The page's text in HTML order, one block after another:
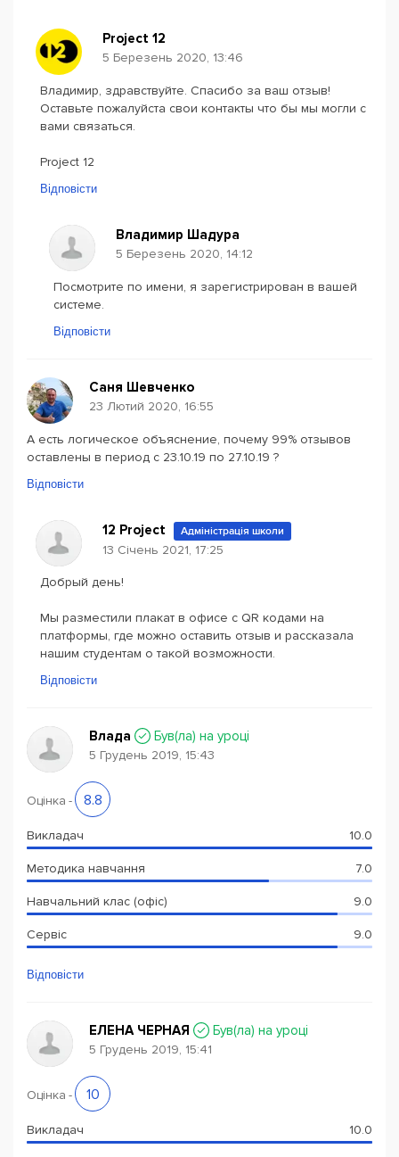
Project 12
5 Березень 2020, 13:46
Владимир, здравствуйте. Спасибо за ваш отзыв!
Оставьте пожалуйста свои контакты что бы мы могли с
вами связаться.
Project 12
Відповісти
Владимир Шадура
5 Березень 2020, 14:12
Посмотрите по имени, я зарегистрирован в вашей
системе.
Відповісти
Саня Шевченко
23 Лютий 2020, 16:55
А есть логическое объяснение, почему 99% отзывов
оставлены в период с 23.10.19 по 27.10.19 ?
Відповісти
12 Project Адміністрація школи
13 Січень 2021, 17:25
Добрый день!
Мы разместили плакат в офисе с QR кодами на
платформы, где можно оставить отзыв и рассказала
нашим студентам о такой возможности.
Відповісти
Влада Був(ла) на уроці
5 Грудень 2019, 15:43
Оцінка - 8.8
Викладач 10.0
Методика навчання 7.0
Навчальний клас (офіс) 9.0
Сервіс 9.0
Відповісти
ЕЛЕНА ЧЕРНАЯ Був(ла) на уроці
5 Грудень 2019, 15:41
Оцінка - 10
Викладач 10.0